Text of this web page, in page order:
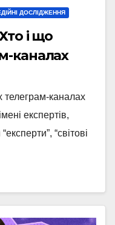
ДОСЛІДЖЕННЯ
і що
каналах
телеграм-каналах
експертів,
“світові